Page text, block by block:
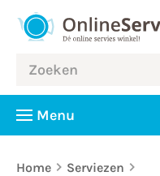
Menu
Home
Serviezen